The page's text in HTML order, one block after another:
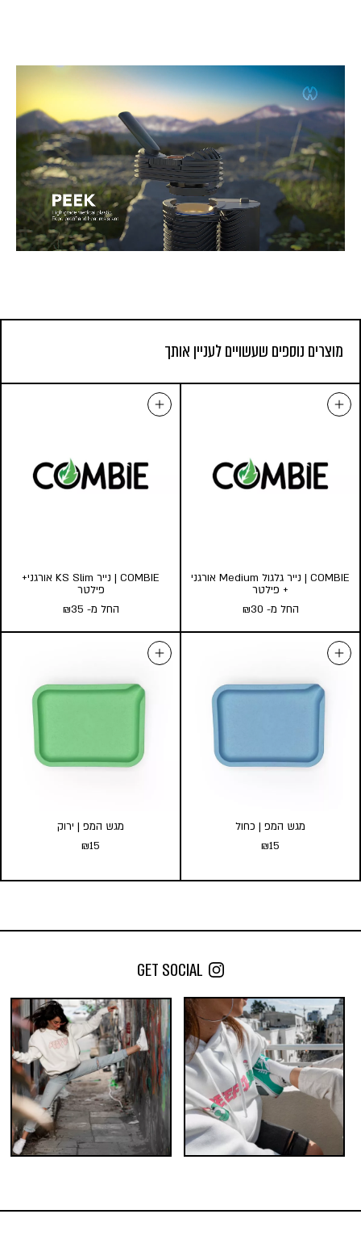
מוצרים נוספים שעשויים לעניין אותך
COMBIE | נייר גלגול Medium אורגני
+ פילטר
החל מ-
₪30
אורגני + פילטר
החל מ- ₪30
COMBIE | נייר KS Slim אורגני+
פילטר
החל מ-
₪35
החל מ- ₪35
מגש המפ | כחול
₪15
₪15
מגש המפ | ירוק
₪15
₪15
GET SOCIAL